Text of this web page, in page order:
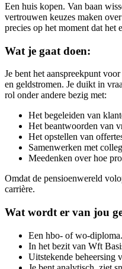
Een huis kopen. Van baan
vertrouwen keuzes maken
precies op het moment dat het
Wat je gaat doen:
Je bent het aanspreekpunt
en geldstromen. Je duikt in
rol onder andere bezig met:
Het begeleiden van
Het beantwoorden van
Het opstellen van
Samenwerken met
Meedenken over hoe
Omdat de pensioenwereld
carrière.
Wat wordt er van jou
Een hbo- of wo-diploma.
In het bezit van Wft
Uitstekende beheersing